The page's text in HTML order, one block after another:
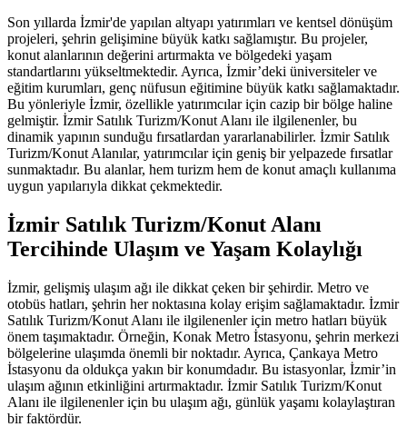
Son yıllarda İzmir'de yapılan altyapı yatırımları ve kentsel dönüşüm
projeleri, şehrin gelişimine büyük katkı sağlamıştır. Bu projeler,
konut alanlarının değerini artırmakta ve bölgedeki yaşam
standartlarını yükseltmektedir. Ayrıca, İzmir’deki üniversiteler ve
eğitim kurumları, genç nüfusun eğitimine büyük katkı sağlamaktadır.
Bu yönleriyle İzmir, özellikle yatırımcılar için cazip bir bölge haline
gelmiştir. İzmir Satılık Turizm/Konut Alanı ile ilgilenenler, bu
dinamik yapının sunduğu fırsatlardan yararlanabilirler. İzmir Satılık
Turizm/Konut Alanılar, yatırımcılar için geniş bir yelpazede fırsatlar
sunmaktadır. Bu alanlar, hem turizm hem de konut amaçlı kullanıma
uygun yapılarıyla dikkat çekmektedir.
İzmir Satılık Turizm/Konut Alanı
Tercihinde Ulaşım ve Yaşam Kolaylığı
İzmir, gelişmiş ulaşım ağı ile dikkat çeken bir şehirdir. Metro ve
otobüs hatları, şehrin her noktasına kolay erişim sağlamaktadır. İzmir
Satılık Turizm/Konut Alanı ile ilgilenenler için metro hatları büyük
önem taşımaktadır. Örneğin, Konak Metro İstasyonu, şehrin merkezi
bölgelerine ulaşımda önemli bir noktadır. Ayrıca, Çankaya Metro
İstasyonu da oldukça yakın bir konumdadır. Bu istasyonlar, İzmir’in
ulaşım ağının etkinliğini artırmaktadır. İzmir Satılık Turizm/Konut
Alanı ile ilgilenenler için bu ulaşım ağı, günlük yaşamı kolaylaştıran
bir faktördür.